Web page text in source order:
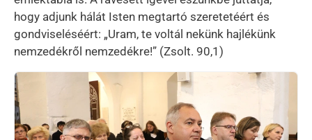
hogy adjunk hálát Isten megtartó szeretetéért és
gondviseléséért: „Uram, te voltál nekünk hajlékünk
nemzedékről nemzedékre!” (Zsolt. 90,1)
Kép